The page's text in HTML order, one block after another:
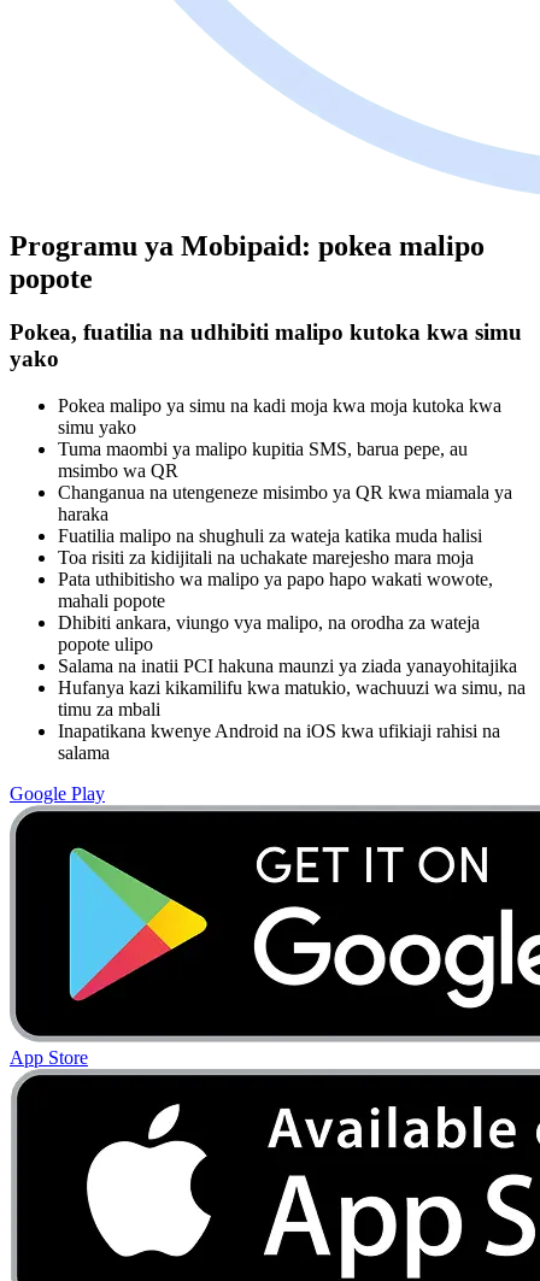
Programu ya Mobipaid: pokea malipo
popote
Pokea, fuatilia na udhibiti malipo kutoka kwa simu
yako
Pokea malipo ya simu na kadi moja kwa moja kutoka kwa
simu yako
Tuma maombi ya malipo kupitia SMS, barua pepe, au
msimbo wa QR
Changanua na utengeneze misimbo ya QR kwa miamala ya
haraka
Fuatilia malipo na shughuli za wateja katika muda halisi
Toa risiti za kidijitali na uchakate marejesho mara moja
Pata uthibitisho wa malipo ya papo hapo wakati wowote,
mahali popote
Dhibiti ankara, viungo vya malipo, na orodha za wateja
popote ulipo
Salama na inatii PCI hakuna maunzi ya ziada yanayohitajika
Hufanya kazi kikamilifu kwa matukio, wachuuzi wa simu, na
timu za mbali
Inapatikana kwenye Android na iOS kwa ufikiaji rahisi na
salama
Google Play
App Store